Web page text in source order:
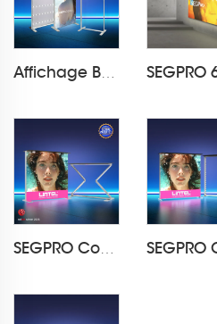
Affichage Boîte à lumière SEGPRO LT-ALF60
SEGPRO Comptoir Boîte à Lumière Rétractable LT-ALF85Z-TA